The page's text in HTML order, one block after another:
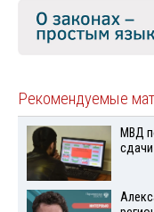
Рекомендуемые
МВД